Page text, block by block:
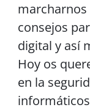
consejos
digital y así
Hoy os
en la